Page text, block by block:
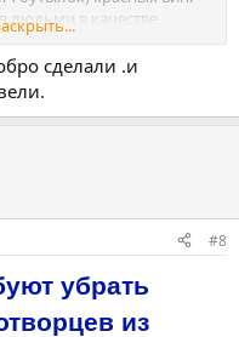
людьми в качестве
с повышенным
научный
напиток не "выводит"
окислительные
дозы вина - 150-200
сделали .и
#8
убрать
из